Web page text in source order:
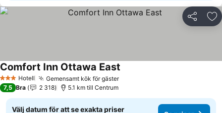
Dela
3 StjärnorHotell Gemensamt kök för gäster
Comfort Inn Ottawa East
7,5 Bra 2 318 5.1 km till Centrum
Välj datum för att se exakta priser